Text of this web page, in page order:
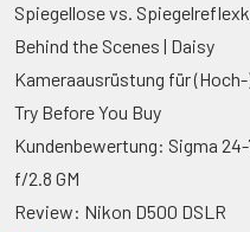
Spiegellose vs.
Behind the Scenes | Daisy
Kameraausrüstung für
Try Before You Buy
Kundenbewertung: Sigma
f/2.8 GM
Review: Nikon D500 DSLR